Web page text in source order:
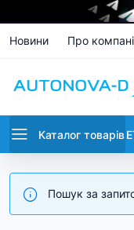
Новини Про
Каталог товарів
Пошук за